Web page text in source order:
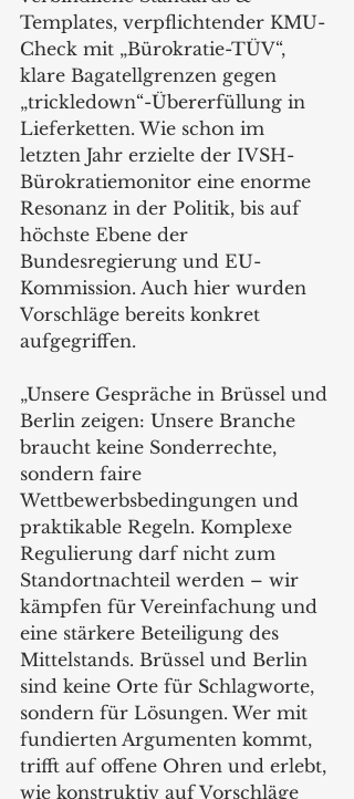
Templates, verpflichtender KMU-
Check mit „Bürokratie-TÜV“,
klare Bagatellgrenzen gegen
„trickledown“-Übererfüllung in
Lieferketten. Wie schon im
letzten Jahr erzielte der IVSH-
Bürokratiemonitor eine enorme
Resonanz in der Politik, bis auf
höchste Ebene der
Bundesregierung und EU-
Kommission. Auch hier wurden
Vorschläge bereits konkret
aufgegriffen.
„Unsere Gespräche in Brüssel und
Berlin zeigen: Unsere Branche
braucht keine Sonderrechte,
sondern faire
Wettbewerbsbedingungen und
praktikable Regeln. Komplexe
Regulierung darf nicht zum
Standortnachteil werden – wir
kämpfen für Vereinfachung und
eine stärkere Beteiligung des
Mittelstands. Brüssel und Berlin
sind keine Orte für Schlagworte,
sondern für Lösungen. Wer mit
fundierten Argumenten kommt,
trifft auf offene Ohren und erlebt,
wie konstruktiv auf Vorschläge